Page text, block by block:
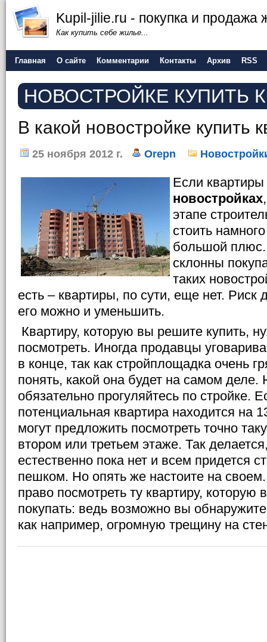
Kupil-jilie.ru - покупка и продажа
Как купить себе жилье...
Главная О сайте Комментарии Контакты Архив RSS
НОВОСТРОЙКЕ КУПИТЬ
В какой новостройке купить
25 ноября 2012 г. Orepn
Если квартиры
новостройках
этапе
стоить
большой
склонны
таких
есть – квартиры, по сути, еще нет. Риск
его можно и уменьшить.
Квартиру, которую вы решите купить,
посмотреть. Иногда продавцы
в конце, так как стройплощадка очень
понять, какой она будет на самом деле.
обязательно прогуляйтесь по стройке.
потенциальная квартира находится на
могут предложить посмотреть точно
втором или третьем этаже. Так
естественно пока нет и всем придется
пешком. Но опять же настоите на
право посмотреть ту квартиру, которую
покупать: ведь возможно вы
как например, огромную трещину на